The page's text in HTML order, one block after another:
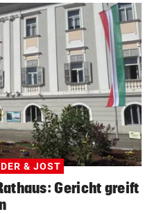
& JOST
Gericht greift